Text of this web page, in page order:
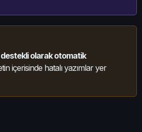
olarak otomatik
içerisinde hatalı yazımlar yer